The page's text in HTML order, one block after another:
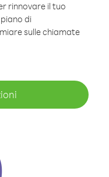
rinnovare il tuo
di
sulle chiamate